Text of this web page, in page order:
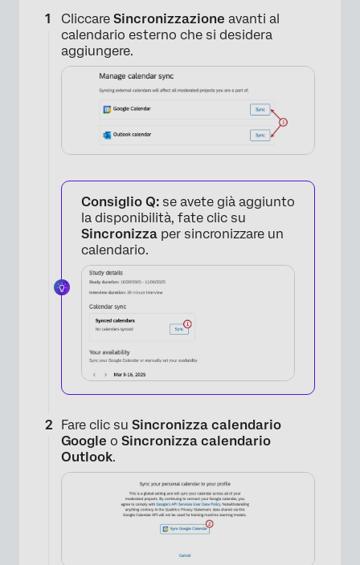
×
Cliccare Sincronizzazione avanti al
calendario esterno che si desidera
aggiungere.
Consiglio Q: se avete già aggiunto
la disponibilità, fate clic su
Sincronizza per sincronizzare un
calendario.
Fare clic su Sincronizza calendario
Google o Sincronizza calendario
Outlook.